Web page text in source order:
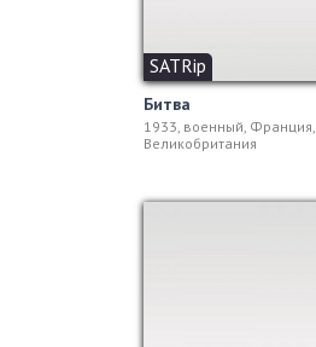
SATRip
Битва
1933, военный, Франция,
Великобритания